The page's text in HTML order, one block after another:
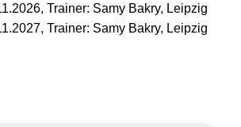
Trainer: Samy Bakry, Leipzig
Trainer: Samy Bakry, Leipzig